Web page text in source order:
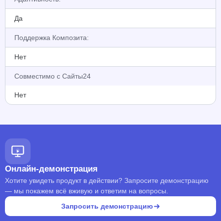
Да
Поддержка Композита:
Нет
Совместимо с Сайты24
Нет
Онлайн-демонстрация
Хотите увидеть продукт в действии? Запросите демонстрацию
— мы покажем всё вживую и ответим на вопросы.
Запросить демонстрацию